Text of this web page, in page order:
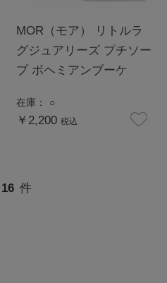
MOR（モア） リトルラ
グジュアリーズ プチソー
プ ボヘミアンブーケ
在庫： ○
￥2,200 税込
16 件